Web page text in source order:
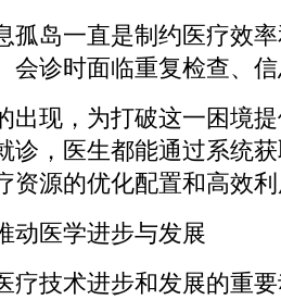
孤岛一直是制约医疗效
会诊时面临重复检查、信
出现，为打破这一困境
诊，医生都能通过系统
资源的优化配置和高效利
动医学进步与发展
疗技术进步和发展的重